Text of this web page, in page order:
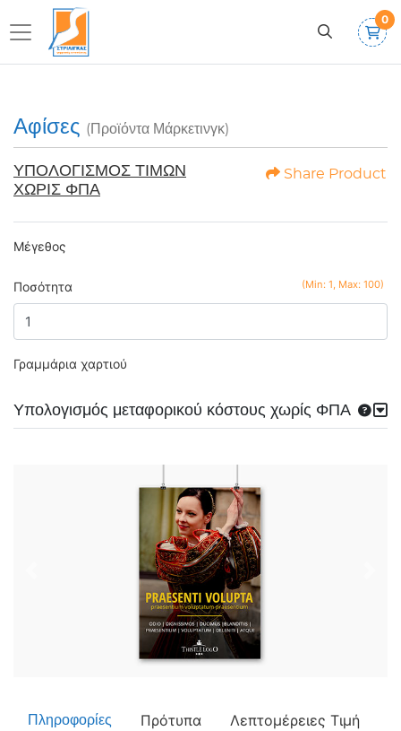
0
Αφίσες (Προϊόντα Μάρκετινγκ)
ΥΠΟΛΟΓΙΣΜΟΣ ΤΙΜΩΝ
ΧΩΡΙΣ ΦΠΑ
Share Product
Μέγεθος
(Min: 1, Max: 100)
Ποσότητα
Γραμμάρια χαρτιού
Υπολογισμός μεταφορικού κόστους χωρίς ΦΠΑ
Πληροφορίες Πρότυπα Λεπτομέρειες Τιμή